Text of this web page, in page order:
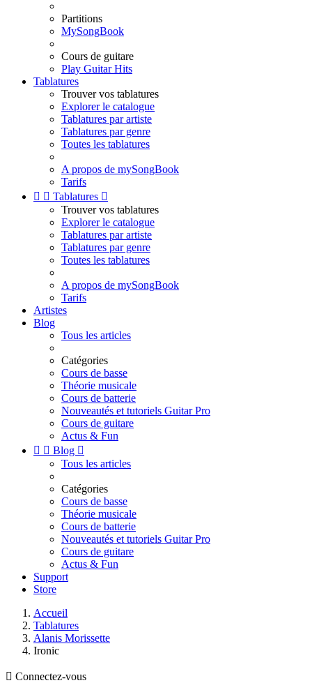
Partitions
MySongBook
Cours de guitare
Play Guitar Hits
Tablatures
Trouver vos tablatures
Explorer le catalogue
Tablatures par artiste
Tablatures par genre
Toutes les tablatures
A propos de mySongBook
Tarifs
  Tablatures 
Trouver vos tablatures
Explorer le catalogue
Tablatures par artiste
Tablatures par genre
Toutes les tablatures
A propos de mySongBook
Tarifs
Artistes
Blog
Tous les articles
Catégories
Cours de basse
Théorie musicale
Cours de batterie
Nouveautés et tutoriels Guitar Pro
Cours de guitare
Actus & Fun
  Blog 
Tous les articles
Catégories
Cours de basse
Théorie musicale
Cours de batterie
Nouveautés et tutoriels Guitar Pro
Cours de guitare
Actus & Fun
Support
Store
Accueil
Tablatures
Alanis Morissette
Ironic
 Connectez-vous